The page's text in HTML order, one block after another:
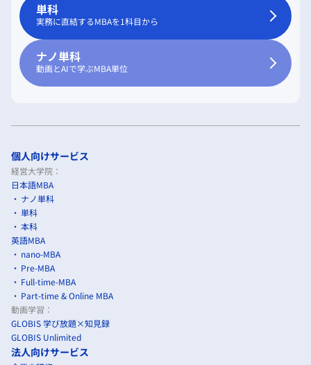
単科
実務に直結するMBAを1科目から
ナノ単科
動画とAIで学ぶMBA単位
個人向けサービス
経営大学院：
日本語MBA
ナノ単科
単科
本科
英語MBA
nano-MBA
Pre-MBA
Full-time-MBA
Part-time & Online MBA
動画学習：
GLOBIS 学び放題×知見録
GLOBIS Unlimited
法人向けサービス